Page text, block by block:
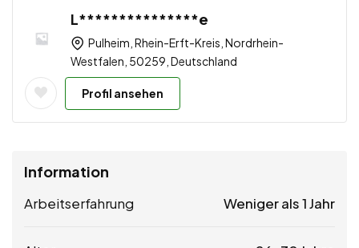
L***************e
Pulheim, Rhein-Erft-Kreis, Nordrhein-
Westfalen, 50259, Deutschland
Profil ansehen
Information
Arbeitserfahrung Weniger als 1 Jahr